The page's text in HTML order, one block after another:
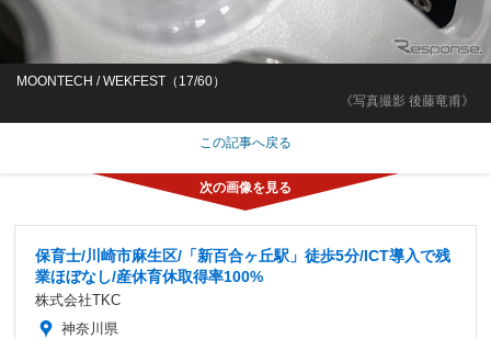
《写真撮影 後藤竜甫》
MOONTECH / WEKFEST（17/60）
この記事へ戻る
保育士/川崎市麻生区/「新百合ヶ丘駅」徒歩5分/ICT導入で残
業ほぼなし/産休育休取得率100%
株式会社TKC
神奈川県